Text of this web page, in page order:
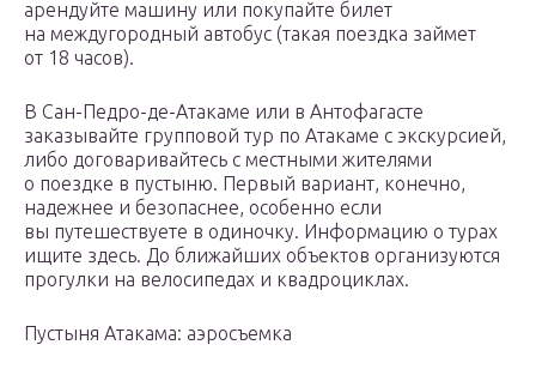
арендуйте машину или покупайте билет
на междугородный автобус (такая поездка займет
от 18 часов).
В Сан-Педро-де-Атакаме или в Антофагасте
заказывайте групповой тур по Атакаме с экскурсией,
либо договаривайтесь с местными жителями
о поездке в пустыню. Первый вариант, конечно,
надежнее и безопаснее, особенно если
вы путешествуете в одиночку. Информацию о турах
ищите здесь. До ближайших объектов организуются
прогулки на велосипедах и квадроциклах.
Пустыня Атакама: аэросъемка